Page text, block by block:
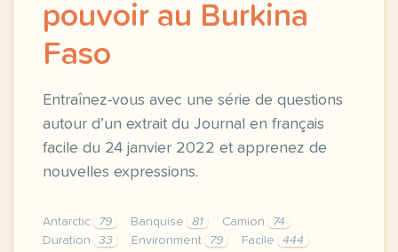
pouvoir au Burkina
Faso
Entraînez-vous avec une série de questions
autour d’un extrait du Journal en français
facile du 24 janvier 2022 et apprenez de
nouvelles expressions.
Antarctic 79 Banquise 81 Camion
74
Duration
33 Environment 79 Facile
444